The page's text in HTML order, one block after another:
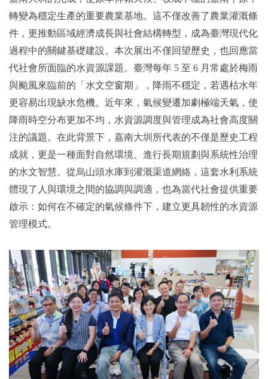
轉變為穩定生產的重要農業基地。這不僅改善了農業灌溉條
件，更推動區域經濟成長與社會結構轉型，成為臺灣現代化
過程中的關鍵基礎建設。本次展出不僅回望歷史，也回應當
代社會所面臨的水資源課題。臺灣每年 5 至 6 月常處於梅雨
與颱風來臨前的「水文空窗期」，降雨不穩定，若遇枯水年
更容易出現缺水危機。近年來，氣候變遷加劇極端天氣，使
降雨時空分布更加不均，水資源調度與管理成為社會高度關
注的議題。在此背景下，嘉南大圳所代表的不僅是歷史工程
成就，更是一種面對自然環境、進行長期規劃與系統性治理
的水文智慧。從烏山頭水庫到灌溉渠道網絡，這套水利系統
體現了人與環境之間的協調與調適，也為當代社會提供重要
啟示：如何在不確定的氣候條件下，建立更具韌性的水資源
管理模式。